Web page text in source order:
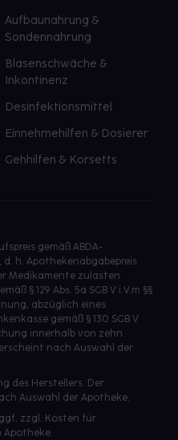
Aufbaunahrung &
Sondennahrung
Blasenschwäche &
Inkontinenz
Desinfektionsmittel
Einnehmehilfen & Dosierer
Gehhilfen & Korsetts
gemäß ABDA-
h. Apothekenabgabepreis
Medikamente zulasten
§ 129 Abs. 5a SGB V i.V.m §§
abzüglich eines
gemäß § 130 SGB V
innerhalb von zehn
nach Auswahl der
des Herstellers. Der
Auswahl der Apotheke.
zzgl. Kosten für
Apotheke.